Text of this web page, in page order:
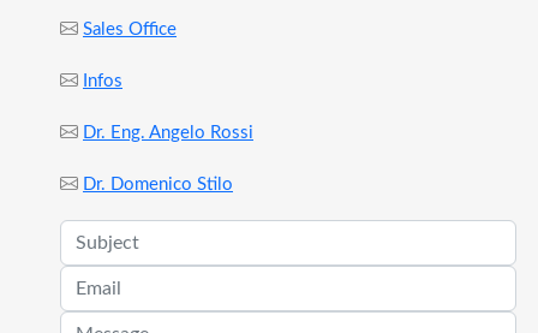
Sales Office
Infos
Dr. Eng. Angelo Rossi
Dr. Domenico Stilo